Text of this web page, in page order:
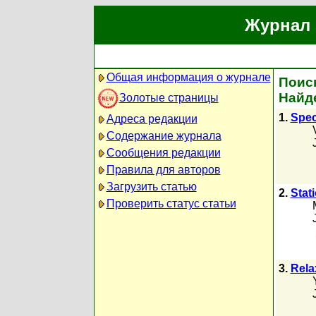
Журнал
Общая информация о журнале
Золотые страницы
Адреса редакции
Содержание журнала
Сообщения редакции
Правила для авторов
Загрузить статью
Проверить статус статьи
1.
2.
3.